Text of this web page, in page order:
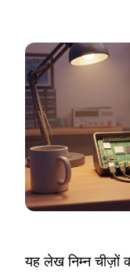
यह लेख निम्न चीज़ों